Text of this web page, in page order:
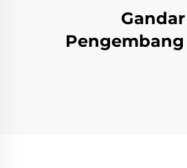
Gandar
Pengembang